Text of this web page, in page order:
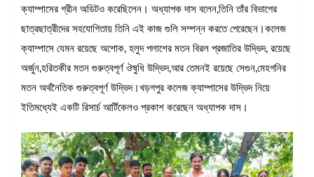
ক্যাম্পাসের গ্রীন অডিটও করেছিলেন। অধ্যাপক দাস বলেন,তিনি তাঁর বিভাগের
ছাত্রছাত্রীদের সহযোগিতায় তিনি এই কাজ গুলি সম্পন্ন করতে পেরেছেন।কলেজ
ক্যাম্পাসে যেমন রয়েছে অশোক, হলুদ পলাশের মতন বিরল প্রজাতির উদ্ভিদ, রয়েছে
অর্জুন,হরিতকীর মতন গুরুত্বপূর্ণ ঔষুধি উদ্ভিদ,আর তেমনই রয়েছে সেগুন,মেহগনির
মতন অর্থনৈতিক গুরুত্বপূর্ণ উদ্ভিদ।খড়গপুর কলেজ ক্যাম্পাসের উদ্ভিদ নিয়ে
ইতিমধ্যেই একটি রিসার্চ আর্টিকেলও প্রকাশ করেছেন অধ্যাপক দাস।